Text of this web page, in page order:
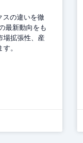
スの違いを徹
最新動向をも
場拡張性、産
。